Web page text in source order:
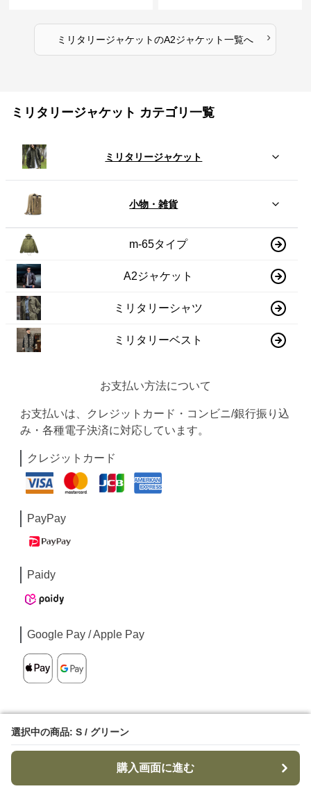
選択中の商品: S / グリーン
購入画面に進む
選択中の商品: S / グリーン
購入画面に進む
ミリタリージャケットのA2ジャケット一覧へ ›
ミリタリージャケット カテゴリ一覧
ミリタリージャケット
小物・雑貨
m-65タイプ
A2ジャケット
ミリタリーシャツ
ミリタリーベスト
お支払い方法について
お支払いは、クレジットカード・コンビニ/銀行振り込
み・各種電子決済に対応しています。
クレジットカード
PayPay
Paidy
Google Pay / Apple Pay